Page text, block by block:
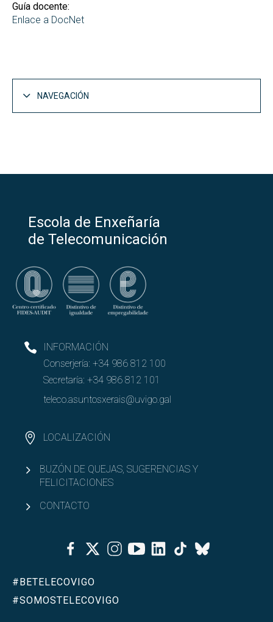
Guía docente:
Enlace a DocNet
NAVEGACIÓN
Escola de Enxeñaría
de Telecomunicación
INFORMACIÓN
Conserjería: +34 986 812 100
Secretaría: +34 986 812 101
teleco.asuntosxerais@uvigo.gal
LOCALIZACIÓN
BUZÓN DE QUEJAS, SUGERENCIAS Y
FELICITACIONES
CONTACTO
FacebookTwitterInstagramYoutubeLinkedinTiktok
Bluesky
#BETELECOVIGO
#SOMOSTELECOVIGO